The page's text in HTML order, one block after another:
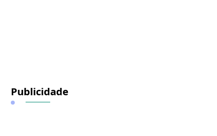
Publicidade